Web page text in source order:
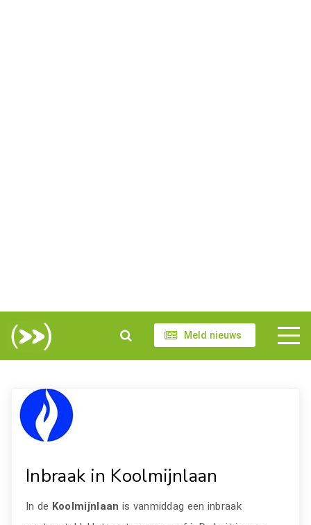
Meld nieuws
Inbraak in Koolmijnlaan
In de Koolmijnlaan is vanmiddag een inbraak